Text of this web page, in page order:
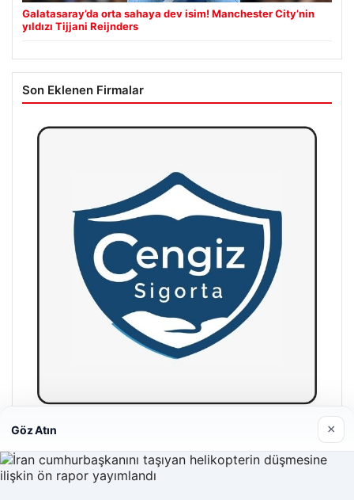
Galatasaray’da orta sahaya dev isim! Manchester City’nin
yıldızı Tijjani Reijnders
Son Eklenen Firmalar
Hastaş Beton
26/05/2026
Göz Atın ×